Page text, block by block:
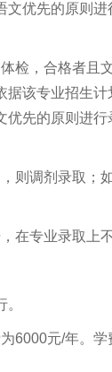
优先的原则
检，合格者且
该专业招生
先的原则进行
则调剂录取；
在专业录取上不
6000元/年。学